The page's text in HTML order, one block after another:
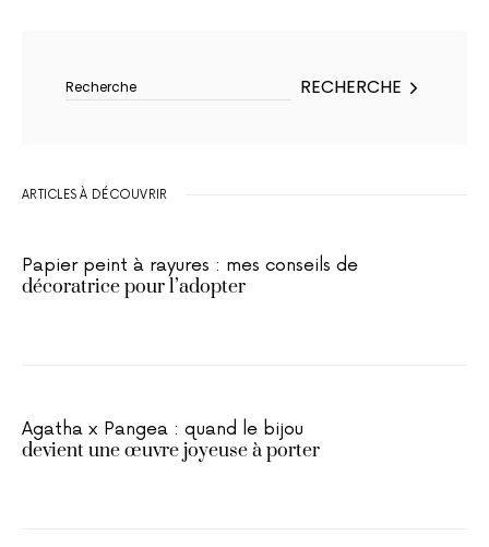
RECHERCHE
ARTICLES À DÉCOUVRIR
Papier peint à rayures : mes conseils de
décoratrice pour l’adopter
Agatha x Pangea : quand le bijou
devient une œuvre joyeuse à porter